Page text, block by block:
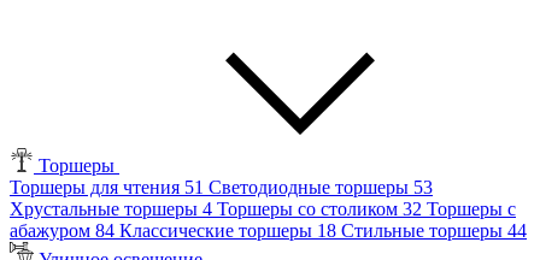
Торшеры
Торшеры для чтения 51 Светодиодные торшеры 53
Хрустальные торшеры 4 Торшеры со столиком 32 Торшеры с
абажуром 84 Классические торшеры 18 Стильные торшеры 44